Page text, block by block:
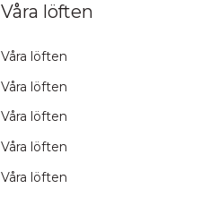
Våra löften
Våra löften
Våra löften
Våra löften
Våra löften
Våra löften